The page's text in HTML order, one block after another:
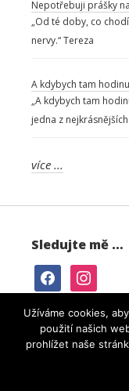
Nepotřebuji prášky
„Od té doby, co
nervy.“ Tereza
A kdybych tam
„A kdybych tam
jedna z
více ...
Sledujte mě …
facebookinstagram
Web vytvořilaIPC
Užíváme cookies,
použití našich
prohlížet naše